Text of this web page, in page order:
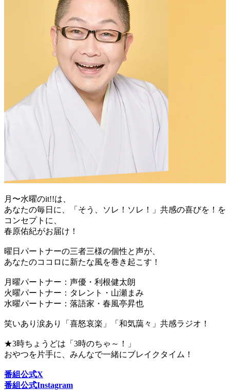
月〜水曜のit!!は、
あなたの毎日に、「そう、ソレ！ソレ！」共感の喜びを！を
コンセプトに、
春原佑紀がお届け！
曜日パートナーの三者三様の個性と声が、
あなたのココロに新たな風を巻き起こす！
月曜パートナー：声優・利根健太朗
火曜パートナー：タレント・山瀬まみ
水曜パートナー：落語家・春風亭昇也
笑いあり涙あり「喜怒哀楽」「和気藹々」共感ラジオ！
★3時ちょうどは「3時のちゃ～！」
おやつを片手に、みんなで一緒にブレイクタイム！
番組公式X
番組公式Instagram